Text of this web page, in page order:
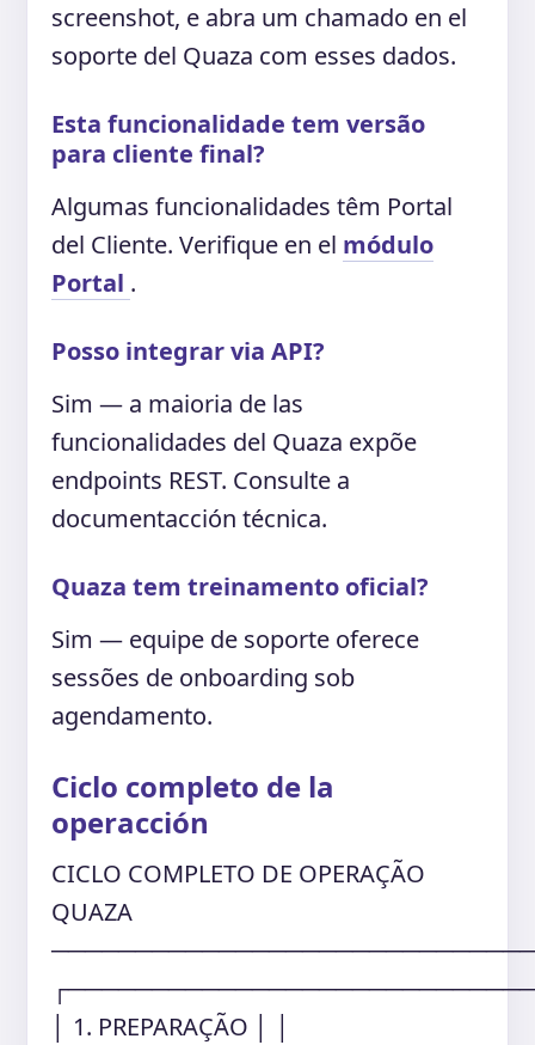
screenshot, e abra um chamado en el
soporte del Quaza com esses dados.
Esta funcionalidade tem versão
para cliente final?
Algumas funcionalidades têm Portal
del Cliente. Verifique en el módulo
Portal .
Posso integrar via API?
Sim — a maioria de las
funcionalidades del Quaza expõe
endpoints REST. Consulte a
documentacción técnica.
Quaza tem treinamento oficial?
Sim — equipe de soporte oferece
sessões de onboarding sob
agendamento.
Ciclo completo de la
operacción
CICLO COMPLETO DE OPERAÇÃO
QUAZA
│ 1. PREPARAÇÃO │ │